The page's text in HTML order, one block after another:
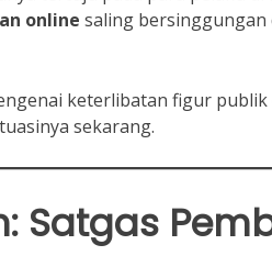
online saling bersinggungan
keterlibatan figur
sekarang.
Satgas